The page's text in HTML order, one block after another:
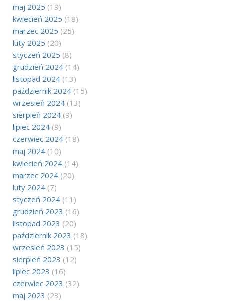
maj 2025 (19)
kwiecień 2025 (18)
marzec 2025 (25)
luty 2025 (20)
styczeń 2025 (8)
grudzień 2024 (14)
listopad 2024 (13)
październik 2024 (15)
wrzesień 2024 (13)
sierpień 2024 (9)
lipiec 2024 (9)
czerwiec 2024 (18)
maj 2024 (10)
kwiecień 2024 (14)
marzec 2024 (20)
luty 2024 (7)
styczeń 2024 (11)
grudzień 2023 (16)
listopad 2023 (20)
październik 2023 (18)
wrzesień 2023 (15)
sierpień 2023 (12)
lipiec 2023 (16)
czerwiec 2023 (32)
maj 2023 (23)